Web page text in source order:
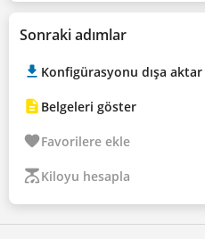
Sonraki adımlar
Konfigürasyonu dışa aktar
Belgeleri göster
Favorilere ekle
Kiloyu hesapla